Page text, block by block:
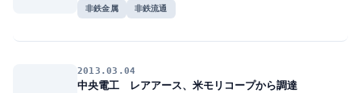
非鉄金属 非鉄流通
2013.03.04
中央電工 レアアース、米モリコープから調達